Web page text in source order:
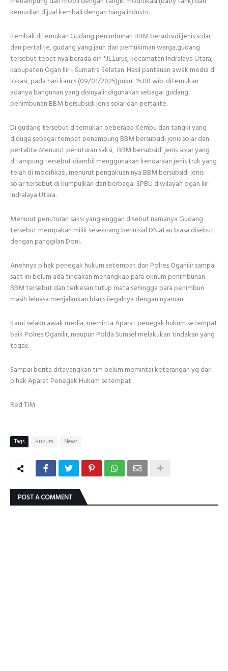
kemudian dijual kembali dengan harga industri.
Kembali ditemukan Gudang penimbunan BBM bersubsidi jenis solar
dan pertalite, gudang yang jauh dari pemukiman warga,gudang
tersebut tepat nya berada di* *JL.Lurus, kecamatan Indralaya Utara,
kabupaten Ogan Ilir - Sumatra Selatan. Hasil pantauan awak media di
lokasi, pada hari kamis (09/01/2025)pukul 15.00 wib. ditemukan
adanya bangunan yang disinyalir digunakan sebagai gudang
penimbunan BBM bersubsidi jenis solar dan pertalite.
Di gudang tersebut ditemukan beberapa Kempu dan tangki yang
diduga sebagai tempat penampung BBM bersubsidi jenis solar dan
pertalite Menurut penuturan saksi, BBM bersubsidi jenis solar yang
ditampung tersebut diambil menggunakan kendaraan jenis truk yang
telah di modifikasi, menurut pengakuan nya BBM bersubsidi jenis
solar tersebut di kumpulkan dari berbagai SPBU diwilayah ogan Ilir
Indralaya Utara.
Menurut penuturan saksi yang enggan disebut namanya Gudang
tersebut merupakan milik seseorang berinisial DN.atau biasa disebut
dengan panggilan Doni.
Anehnya pihak penegak hukum setempat dari Polres Oganilir sampai
saat ini belum ada tindakan menangkap para oknum penimbunan
BBM tersebut dan terkesan tutup mata sehingga para penimbun
masih leluasa menjalankan bisnis ilegalnya dengan nyaman.
Kami selaku awak media, meminta Aparat penegak hukum setempat
baik Polres Oganilir, maupun Polda Sumsel melakukan tindakan yang
tegas.
Sampai berita ditayangkan tim belum memintai keterangan yg dari
pihak Aparat Penegak Hukum setempat.
Red TIM
Tags Hukum News
POST A COMMENT